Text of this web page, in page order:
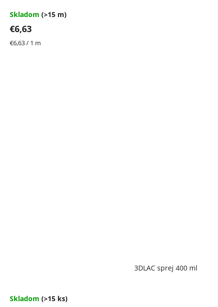
Skladom (>15 m)
€6,63
Jednotková
€6,63 / 1 m
3DLAC sprej 400 ml
4,7
Skladom (>15 ks)